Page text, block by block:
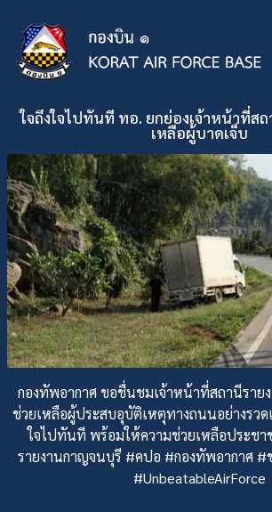
ใจถึงใจไปทันที ทอ. ยกย่องเจ้าหน้าที่ส
เหลือผู้บาดเจ็บ
กองทัพอากาศ ขอชื่นชมเจ้าหน้าที่สถานีราย
ช่วยเหลือผู้ประสบอุบัติเหตุทางถนนอย่างรวด
ใจไปทันที พร้อมให้ความช่วยเหลือประช
รายงานกาญจนบุรี #คปอ #กองทัพอากาศ #
#UnbeatableAirForce